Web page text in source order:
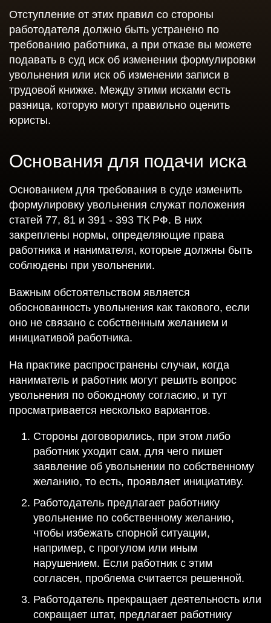
Отступление от этих правил со стороны
работодателя должно быть устранено по
требованию работника, а при отказе вы можете
подавать в суд иск об изменении формулировки
увольнения или иск об изменении записи в
трудовой книжке. Между этими исками есть
разница, которую могут правильно оценить
юристы.
Основания для подачи иска
Основанием для требования в суде изменить
формулировку увольнения служат положения
статей 77, 81 и 391 - 393 ТК РФ. В них
закреплены нормы, определяющие права
работника и нанимателя, которые должны быть
соблюдены при увольнении.
Важным обстоятельством является
обоснованность увольнения как такового, если
оно не связано с собственным желанием и
инициативой работника.
На практике распространены случаи, когда
наниматель и работник могут решить вопрос
увольнения по обоюдному согласию, и тут
просматривается несколько вариантов.
Стороны договорились, при этом либо
работник уходит сам, для чего пишет
заявление об увольнении по собственному
желанию, то есть, проявляет инициативу.
Работодатель предлагает работнику
увольнение по собственному желанию,
чтобы избежать спорной ситуации,
например, с прогулом или иным
нарушением. Если работник с этим
согласен, проблема считается решенной.
Работодатель прекращает деятельность или
сокращает штат, предлагает работнику